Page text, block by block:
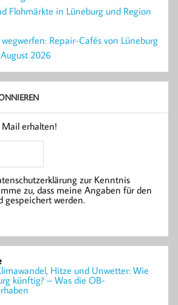
Flohmärkte in Lüneburg und Region
Repair-Cafés von Lüneburg
2026
erhalten!
zur Kenntnis
zu, dass meine Angaben für den
gespeichert werden.
Hitze und Unwetter: Wie
künftig? – Was die OB-